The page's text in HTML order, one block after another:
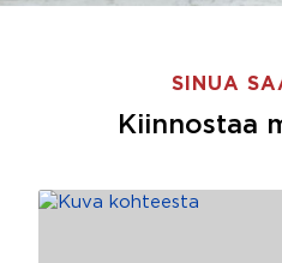
SINUA
Kiinnostaa